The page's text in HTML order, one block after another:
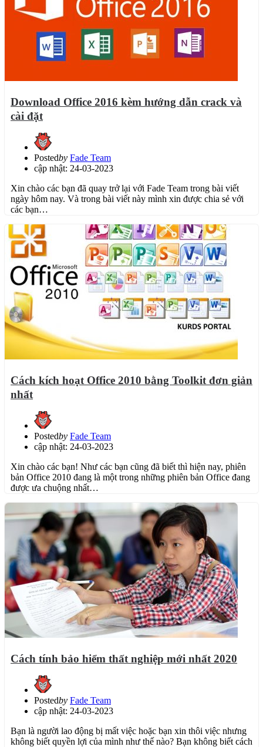
Download Office 2016 kèm hướng dẫn crack và
cài đặt
Postedby Fade Team
cập nhật: 24-03-2023
Xin chào các bạn đã quay trở lại với Fade Team trong bài viết
ngày hôm nay. Và trong bài viết này mình xin được chia sẻ với
các bạn…
Cách kích hoạt Office 2010 bằng Toolkit đơn giản
nhất
Postedby Fade Team
cập nhật: 24-03-2023
Xin chào các bạn! Như các bạn cũng đã biết thì hiện nay, phiên
bản Office 2010 đang là một trong những phiên bản Office đang
được ưa chuộng nhất…
Cách tính bảo hiểm thất nghiệp mới nhất 2020
Postedby Fade Team
cập nhật: 24-03-2023
Bạn là người lao động bị mất việc hoặc bạn xin thôi việc nhưng
không biết quyền lợi của mình như thế nào? Bạn không biết cách